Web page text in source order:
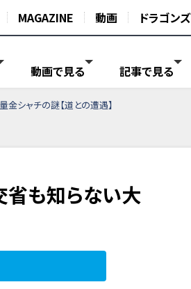
MAGAZINE 動画 ドラゴンズ
動画で見る 記事で見る
シャチの謎【道との遭遇】
省も知らない大